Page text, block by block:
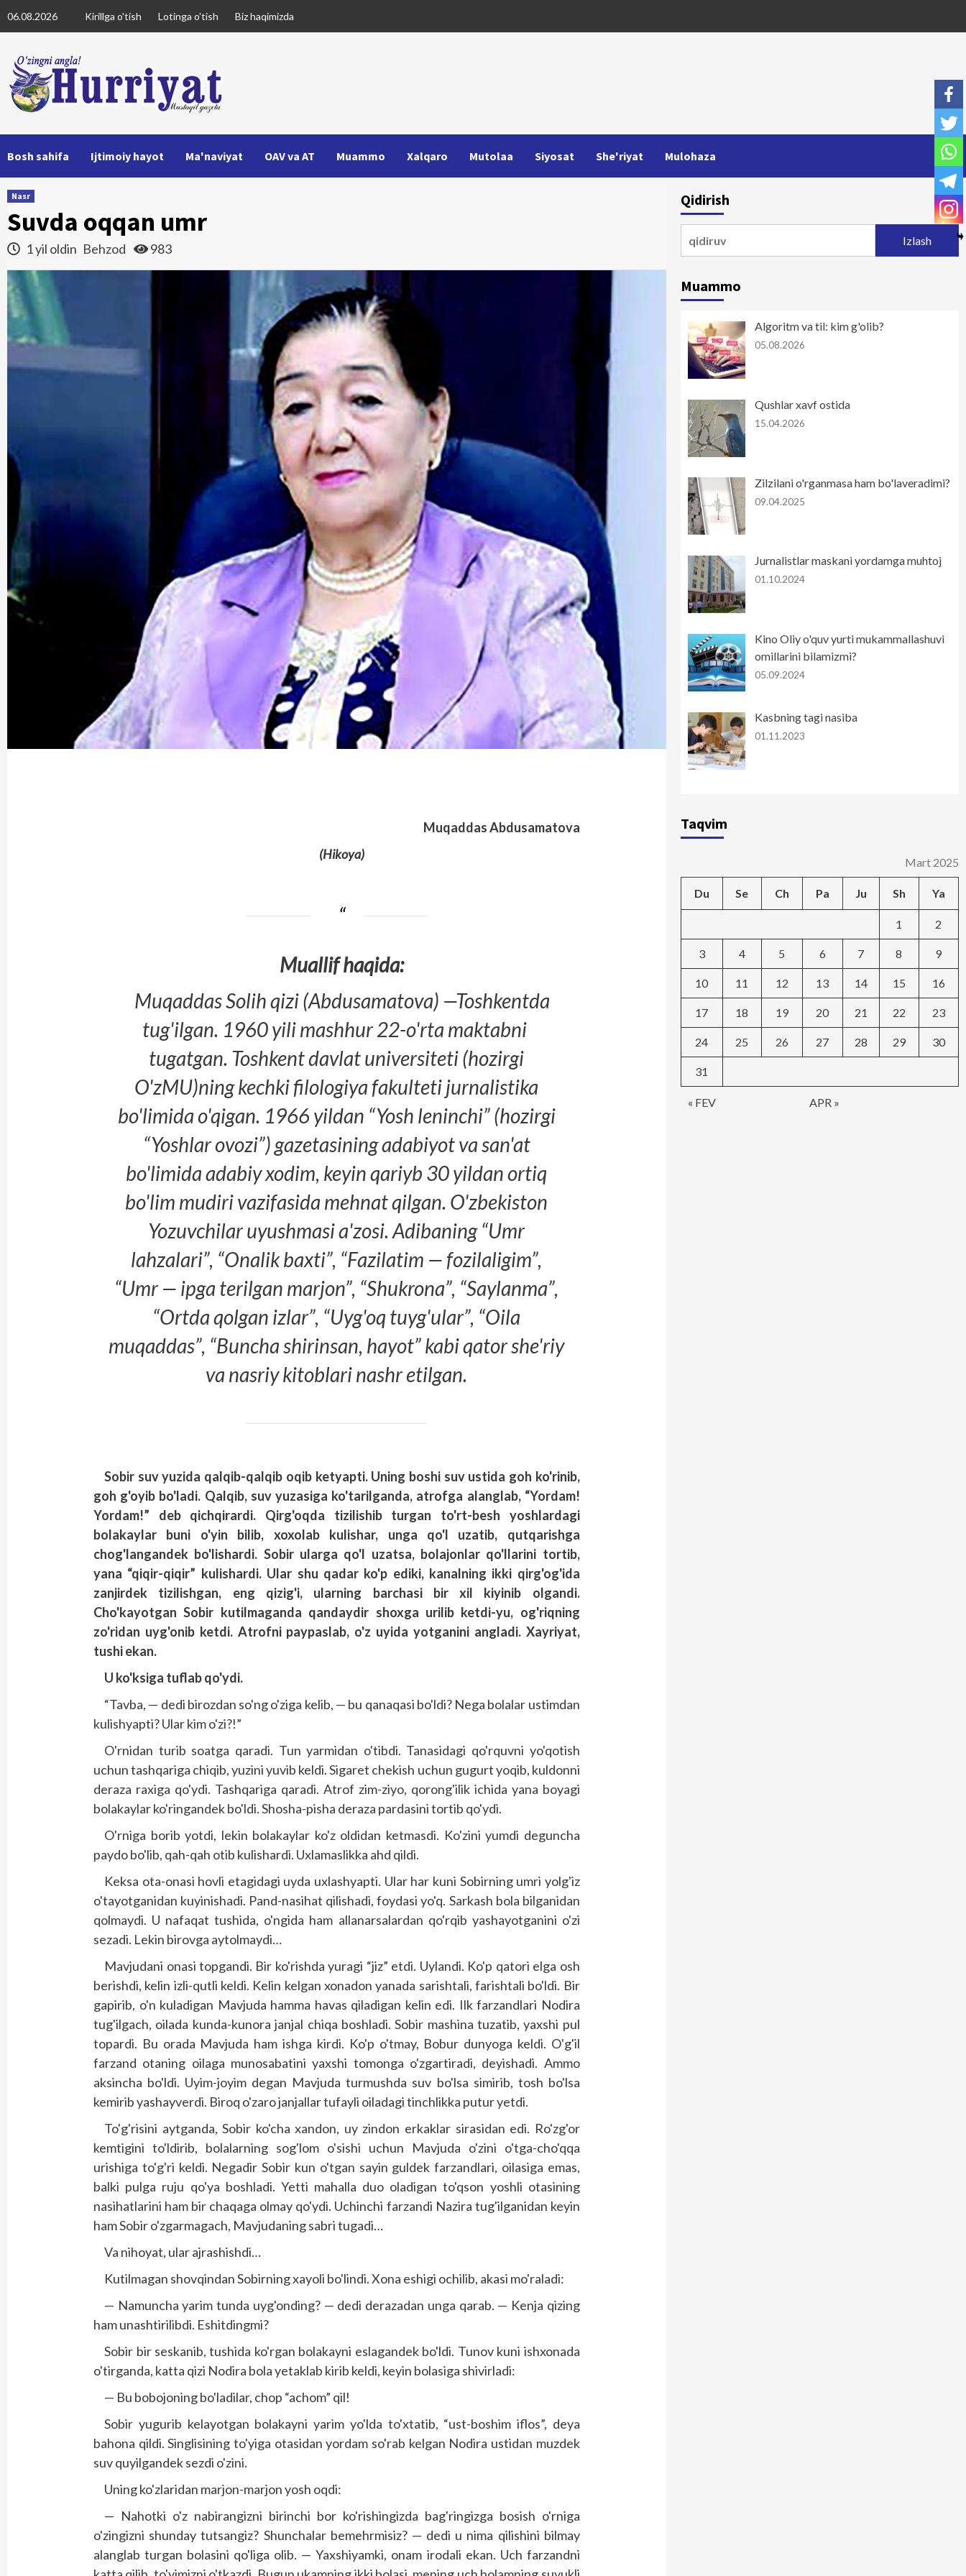
to
06.08.2026 Kirillga o'tish Lotinga o'tish Biz haqimizda
Bosh sahifa Ijtimoiy hayot Ma'naviyat OAV va AT Muammo Xalqaro Mutolaa Siyosat She'riyat Mulohaza
Nasr
Suvda oqqan umr
1 yil oldin Behzod 983
Muqaddas Abdusamatova
(Hikoya)
Muallif haqida:
Muqaddas Solih qizi (Abdusamatova) —Toshkentda
tug'ilgan. 1960 yili mashhur 22-o'rta maktabni
tugatgan. Toshkent davlat universiteti (hozirgi
O'zMU)ning kechki filologiya fakulteti jurnalistika
bo'limida o'qigan. 1966 yildan “Yosh leninchi” (hozirgi
“Yoshlar ovozi”) gazetasining adabiyot va san'at
bo'limida adabiy xodim, keyin qariyb 30 yildan ortiq
bo'lim mudiri vazifasida mehnat qilgan. O'zbekiston
Yozuvchilar uyushmasi a'zosi. Adibaning “Umr
lahzalari”, “Onalik baxti”, “Fazilatim — fozilaligim”,
“Umr — ipga terilgan marjon”, “Shukrona”, “Saylanma”,
“Ortda qolgan izlar”, “Uyg'oq tuyg'ular”, “Oila
muqaddas”, “Buncha shirinsan, hayot” kabi qator she'riy
va nasriy kitoblari nashr etilgan.
Sobir suv yuzida qalqib-qalqib oqib ketyapti. Uning boshi suv ustida goh ko'rinib,
goh g'oyib bo'ladi. Qalqib, suv yuzasiga ko'tarilganda, atrofga alanglab, “Yordam!
Yordam!” deb qichqirardi. Qirg'oqda tizilishib turgan to'rt-besh yoshlardagi
bolakaylar buni o'yin bilib, xoxolab kulishar, unga qo'l uzatib, qutqarishga
chog'langandek bo'lishardi. Sobir ularga qo'l uzatsa, bolajonlar qo'llarini tortib,
yana “qiqir-qiqir” kulishardi. Ular shu qadar ko'p ediki, kanalning ikki qirg'og'ida
zanjirdek tizilishgan, eng qizig'i, ularning barchasi bir xil kiyinib olgandi.
Cho'kayotgan Sobir kutilmaganda qandaydir shoxga urilib ketdi-yu, og'riqning
zo'ridan uyg'onib ketdi. Atrofni paypaslab, o'z uyida yotganini angladi. Xayriyat,
tushi ekan.
U ko'ksiga tuflab qo'ydi.
“Tavba, — dedi birozdan so'ng o'ziga kelib, — bu qanaqasi bo'ldi? Nega bolalar ustimdan
kulishyapti? Ular kim o'zi?!”
O'rnidan turib soatga qaradi. Tun yarmidan o'tibdi. Tanasidagi qo'rquvni yo'qotish
uchun tashqariga chiqib, yuzini yuvib keldi. Sigaret chekish uchun gugurt yoqib, kuldonni
deraza raxiga qo'ydi. Tashqariga qaradi. Atrof zim-ziyo, qorong'ilik ichida yana boyagi
bolakaylar ko'ringandek bo'ldi. Shosha-pisha deraza pardasini tortib qo'ydi.
O'rniga borib yotdi, lekin bolakaylar ko'z oldidan ketmasdi. Ko'zini yumdi deguncha
paydo bo'lib, qah-qah otib kulishardi. Uxlamaslikka ahd qildi.
Keksa ota-onasi hovli etagidagi uyda uxlashyapti. Ular har kuni Sobirning umri yolg'iz
o'tayotganidan kuyinishadi. Pand-nasihat qilishadi, foydasi yo'q. Sarkash bola bilganidan
qolmaydi. U nafaqat tushida, o'ngida ham allanarsalardan qo'rqib yashayotganini o'zi
sezadi. Lekin birovga aytolmaydi…
Mavjudani onasi topgandi. Bir ko'rishda yuragi “jiz” etdi. Uylandi. Ko'p qatori elga osh
berishdi, kelin izli-qutli keldi. Kelin kelgan xonadon yanada sarishtali, farishtali bo'ldi. Bir
gapirib, o'n kuladigan Mavjuda hamma havas qiladigan kelin edi. Ilk farzandlari Nodira
tug'ilgach, oilada kunda-kunora janjal chiqa boshladi. Sobir mashina tuzatib, yaxshi pul
topardi. Bu orada Mavjuda ham ishga kirdi. Ko'p o'tmay, Bobur dunyoga keldi. O'g'il
farzand otaning oilaga munosabatini yaxshi tomonga o'zgartiradi, deyishadi. Ammo
aksincha bo'ldi. Uyim-joyim degan Mavjuda turmushda suv bo'lsa simirib, tosh bo'lsa
kemirib yashayverdi. Biroq o'zaro janjallar tufayli oiladagi tinchlikka putur yetdi.
To'g'risini aytganda, Sobir ko'cha xandon, uy zindon erkaklar sirasidan edi. Ro'zg'or
kemtigini to'ldirib, bolalarning sog'lom o'sishi uchun Mavjuda o'zini o'tga-cho'qqa
urishiga to'g'ri keldi. Negadir Sobir kun o'tgan sayin guldek farzandlari, oilasiga emas,
balki pulga ruju qo'ya boshladi. Yetti mahalla duo oladigan to'qson yoshli otasining
nasihatlarini ham bir chaqaga olmay qo'ydi. Uchinchi farzandi Nazira tug'ilganidan keyin
ham Sobir o'zgarmagach, Mavjudaning sabri tugadi…
Va nihoyat, ular ajrashishdi…
Kutilmagan shovqindan Sobirning xayoli bo'lindi. Xona eshigi ochilib, akasi mo'raladi:
— Namuncha yarim tunda uyg'onding? — dedi derazadan unga qarab. — Kenja qizing
ham unashtirilibdi. Eshitdingmi?
Sobir bir seskanib, tushida ko'rgan bolakayni eslagandek bo'ldi. Tunov kuni ishxonada
o'tirganda, katta qizi Nodira bola yetaklab kirib keldi, keyin bolasiga shivirladi:
— Bu bobojoning bo'ladilar, chop “achom” qil!
Sobir yugurib kelayotgan bolakayni yarim yo'lda to'xtatib, “ust-boshim iflos”, deya
bahona qildi. Singlisining to'yiga otasidan yordam so'rab kelgan Nodira ustidan muzdek
suv quyilgandek sezdi o'zini.
Uning ko'zlaridan marjon-marjon yosh oqdi:
— Nahotki o'z nabirangizni birinchi bor ko'rishingizda bag'ringizga bosish o'rniga
o'zingizni shunday tutsangiz? Shunchalar bemehrmisiz? — dedi u nima qilishini bilmay
alanglab turgan bolasini qo'liga olib. — Yaxshiyamki, onam irodali ekan. Uch farzandni
Qidirish
Muammo
Algoritm va til: kim g'olib?
05.08.2026
Qushlar xavf ostida
15.04.2026
Zilzilani o'rganmasa ham bo'laveradimi?
09.04.2025
Jurnalistlar maskani yordamga muhtoj
01.10.2024
Kino Oliy o'quv yurti mukammallashuvi
omillarini bilamizmi?
05.09.2024
Kasbning tagi nasiba
01.11.2023
Taqvim
Mart 2025
Du Se Ch Pa Ju Sh Ya
« FEV APR »
1 2
3 4 5 6 7 8 9
10 11 12 13 14 15 16
17 18 19 20 21 22 23
24 25 26 27 28 29 30
31